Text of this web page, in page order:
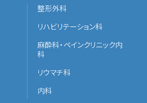
整形外科
リハビリテーション科
麻酔科・ペインクリニック内
科
リウマチ科
内科